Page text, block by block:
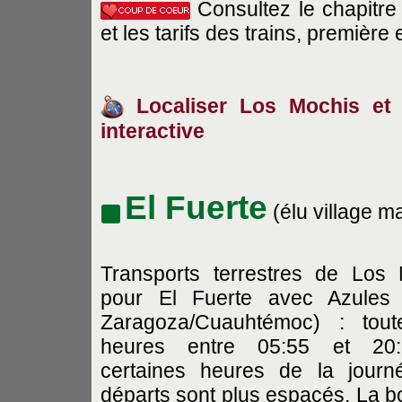
Consultez le
et les tarifs des trains, première
Localiser Los Mochis
interactive
El Fuerte (élu village
Transports terrestres de Los
pour El Fuerte avec Azules
Zaragoza/Cuauhtémoc) :
heures entre 05:55 et
certaines heures de la
départs sont plus espacés. La